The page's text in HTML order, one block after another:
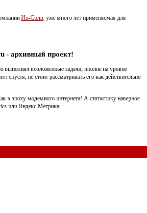
Ин-Солв , уже много лет применяемая для
- архивный проект!
возложенные задачи, вполне на уровне
не стоит рассматривать его как действительно
в эпоху модемного интернета! А статистику наверное
или Яндекс.Метрика.